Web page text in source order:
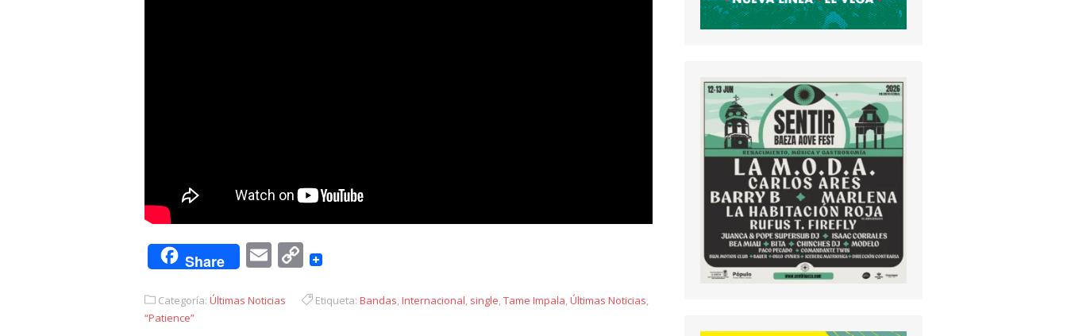
Share EmailCopy
Categoría: Últimas Noticias Etiqueta: Bandas,Internacional, single,Tame Impala,Últimas Noticias,
“Patience”